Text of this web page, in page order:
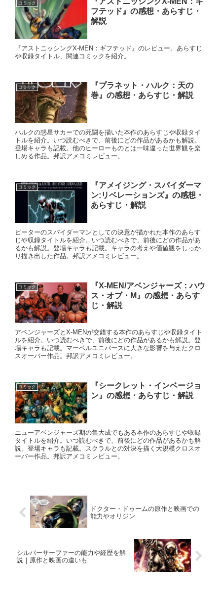
コミック
フテッド』の感想・あらすじ・
解説
『アストニッシングX-MEN：ギフテッド』のレビュー。あらすじ
や収録タイトル、関連コミックを紹介。
コミック
『プラネット・ハルク：天の
巻』の感想・あらすじ・解説
ハルクの惑星サカーでの死闘を描いた本作のあらすじや収録タイ
トルを紹介。いつ読むべきで、前後にどの作品があるかも解説。
登場キャラも記載。他のヒーローものとは一味違った世界観を楽
しめる作品。邦訳アメコミレビュー。
コミック
『アメイジング・スパイダーマ
ン:リベレーションズ』の感想・
あらすじ・解説
ピーターのスパイダーマンとしての決意が描かれた本作のあらす
じや収録タイトルを紹介。いつ読むべきで、前後にどの作品があ
るかも解説。登場キャラも記載。キャラの考えや価値観をしっか
り描き出した作品。邦訳アメコミレビュー。
コミック
『X-MEN/アベンジャーズ：ハウ
ス・オブ・M』の感想・あらす
じ・解説
アベンジャーズとX-MENが交錯する本作のあらすじや収録タイト
ルを紹介。いつ読むべきで、前後にどの作品があるかも解説。登
場キャラも記載。マーベルユニバースに大きな影響を与えたクロ
スオーバー作品。邦訳アメコミレビュー。
コミック
『シークレット・インベージョ
ン』の感想・あらすじ・解説
ニューアベンジャーズ期の集大成でもある本作のあらすじや収録
タイトルを紹介。いつ読むべきで、前後にどの作品があるかも解
説。登場キャラも記載。スクラルとの対決を描く大規模クロスオ
ーバー作品。邦訳アメコミレビュー。
ドクター・ドゥームの原作と映画での
能力やオリジン
シルバーサーファーの能力や経歴を解
説｜原作と映画の違いも